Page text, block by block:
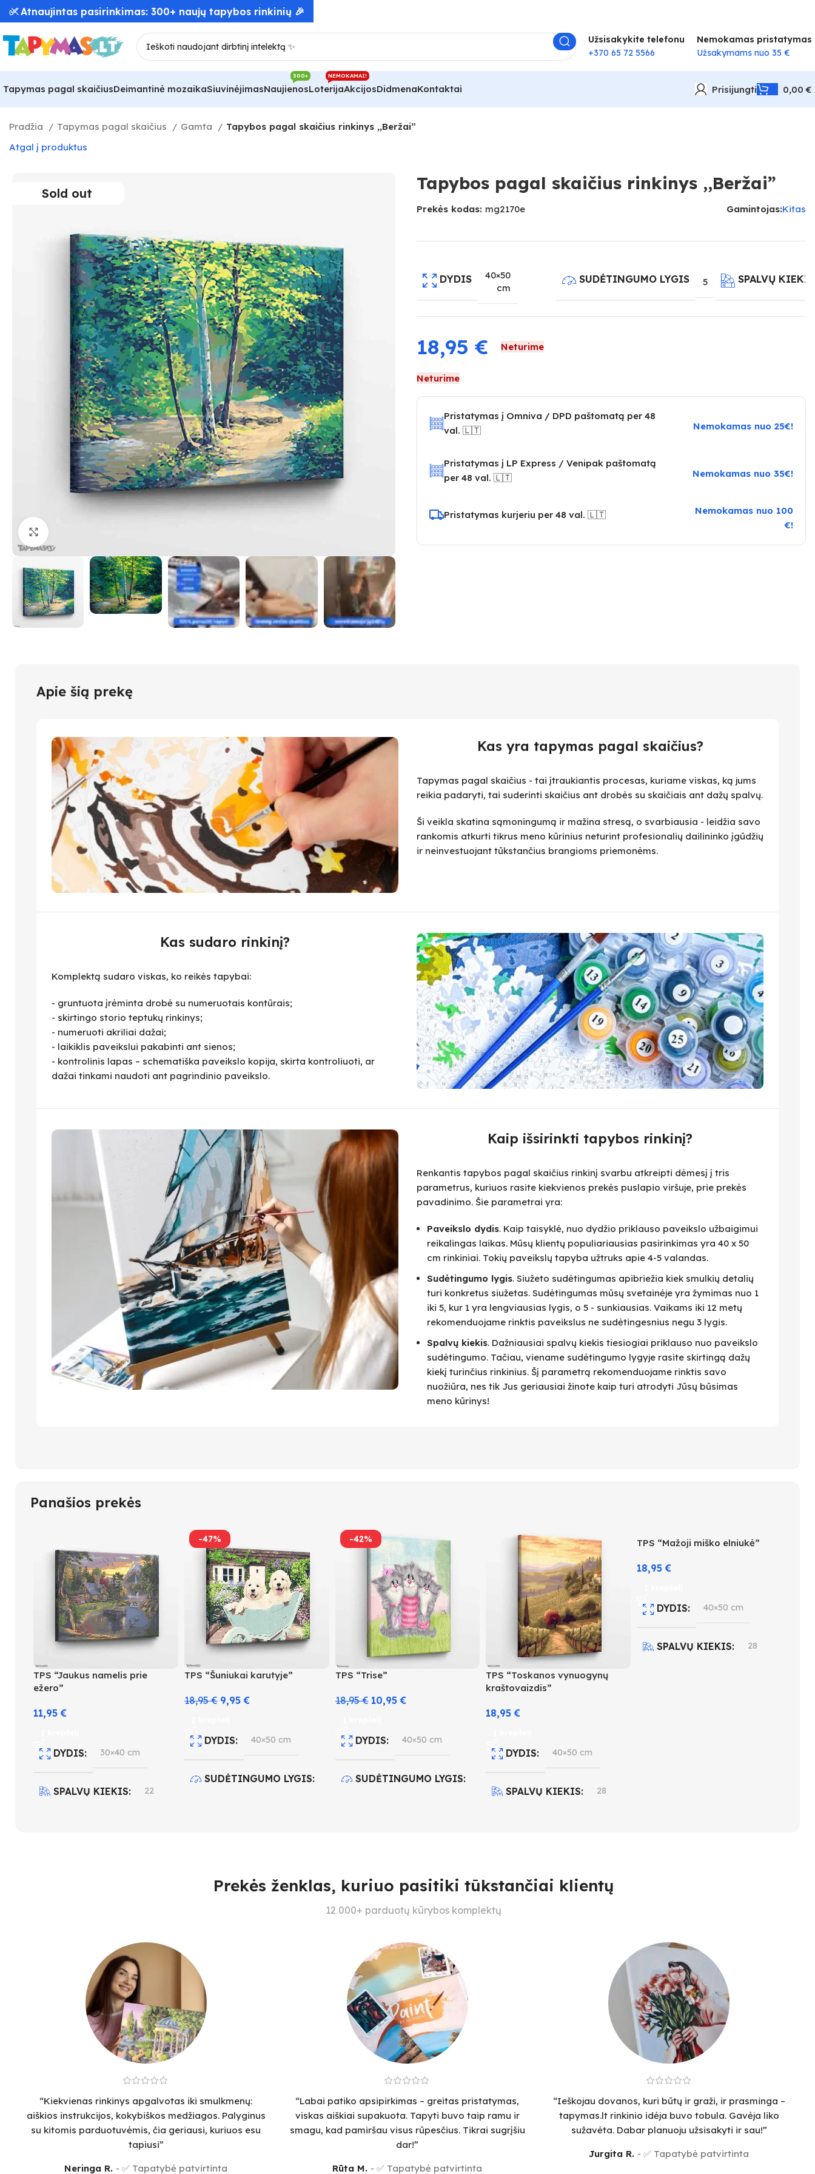
Užsisakykite telefonu
+370 65 72 5566
Nemokamas pristatymas
Užsakymams nuo 35 €
Tapymas pagal skaičiusDeimantinė mozaikaSiuvinėjimasNaujienos
300+
Loterija
NEMOKAMAI!
AkcijosDidmenaKontaktai Prisijungti 0,00€
Pradžia Tapymas pagal skaičius Gamta
Tapybos pagal skaičius rinkinys ,,Beržai”
Atgal į produktus
Sold out Tapybos pagal skaičius rinkinys ,,Beržai”
Prekės kodas: mg2170e Gamintojas:Kitas
DYDIS
40×50
cm
SUDĖTINGUMO LYGIS 5 SPALVŲ KIEKIS
18,95 € Neturime
Neturime
Pristatymas į Omniva / DPD paštomatą per 48
val. 🇱🇹
Nemokamas nuo 25€!
Pristatymas į LP Express / Venipak paštomatą
per 48 val. 🇱🇹
Nemokamas nuo 35€!
Pristatymas kurjeriu per 48 val. 🇱🇹
Nemokamas nuo 100
€!
Apie šią prekę
Kas yra tapymas pagal skaičius?
Tapymas pagal skaičius - tai įtraukiantis procesas, kuriame viskas, ką jums
reikia padaryti, tai suderinti skaičius ant drobės su skaičiais ant dažų spalvų.
Ši veikla skatina sąmoningumą ir mažina stresą, o svarbiausia - leidžia savo
rankomis atkurti tikrus meno kūrinius neturint profesionalių dailininko įgūdžių
ir neinvestuojant tūkstančius brangioms priemonėms.
Kas sudaro rinkinį?
Komplektą sudaro viskas, ko reikės tapybai:
- gruntuota įrėminta drobė su numeruotais kontūrais;
- skirtingo storio teptukų rinkinys;
- numeruoti akriliai dažai;
- laikiklis paveikslui pakabinti ant sienos;
- kontrolinis lapas – schematiška paveikslo kopija, skirta kontroliuoti, ar
dažai tinkami naudoti ant pagrindinio paveikslo.
Kaip išsirinkti tapybos rinkinį?
Renkantis tapybos pagal skaičius rinkinį svarbu atkreipti dėmesį į tris
parametrus, kuriuos rasite kiekvienos prekės puslapio viršuje, prie prekės
pavadinimo. Šie parametrai yra:
Paveikslo dydis. Kaip taisyklė, nuo dydžio priklauso paveikslo užbaigimui
reikalingas laikas. Mūsų klientų populiariausias pasirinkimas yra 40 x 50
cm rinkiniai. Tokių paveikslų tapyba užtruks apie 4-5 valandas.
Sudėtingumo lygis. Siužeto sudėtingumas apibriežia kiek smulkių detalių
turi konkretus siužetas. Sudėtingumas mūsų svetainėje yra žymimas nuo 1
iki 5, kur 1 yra lengviausias lygis, o 5 - sunkiausias. Vaikams iki 12 metų
rekomenduojame rinktis paveikslus ne sudėtingesnius negu 3 lygis.
Spalvų kiekis. Dažniausiai spalvų kiekis tiesiogiai priklauso nuo paveikslo
sudėtingumo. Tačiau, viename sudėtingumo lygyje rasite skirtingą dažų
kiekį turinčius rinkinius. Šį parametrą rekomenduojame rinktis savo
nuožiūra, nes tik Jus geriausiai žinote kaip turi atrodyti Jūsų būsimas
meno kūrinys!
Panašios prekės
TPS “Jaukus namelis prie
ežero”
11,95€
DYDIS 30×40 cm
SPALVŲ KIEKIS 22
-47%
TPS “Šuniukai karutyje”
18,95€ 9,95€
DYDIS 40×50 cm
SUDĖTINGUMO LYGIS
-42%
TPS “Trise”
18,95€ 10,95€
DYDIS 40×50 cm
SUDĖTINGUMO LYGIS
TPS “Toskanos vynuogynų
kraštovaizdis”
18,95€
DYDIS 40×50 cm
SPALVŲ KIEKIS 28
TPS “Mažoji miško elniukė”
18,95€
DYDIS 40×50 cm
SPALVŲ KIEKIS 28
Prekės ženklas, kuriuo pasitiki tūkstančiai klientų
12 000+ parduotų kūrybos komplektų
“Kiekvienas rinkinys apgalvotas iki smulkmenų:
aiškios instrukcijos, kokybiškos medžiagos. Palyginus
su kitomis parduotuvėmis, čia geriausi, kuriuos esu
tapiusi”
Neringa R. ✅ Tapatybė patvirtinta
“Labai patiko apsipirkimas – greitas pristatymas,
viskas aiškiai supakuota. Tapyti buvo taip ramu ir
smagu, kad pamiršau visus rūpesčius. Tikrai sugrįšiu
dar!”
Rūta M. ✅ Tapatybė patvirtinta
“Ieškojau dovanos, kuri būtų ir graži, ir prasminga –
tapymas.lt rinkinio idėja buvo tobula. Gavėja liko
sužavėta. Dabar planuoju užsisakyti ir sau!”
Jurgita R. ✅ Tapatybė patvirtinta
📦 Greitas užsakymų pristatymas – iki 48 val! 🚚